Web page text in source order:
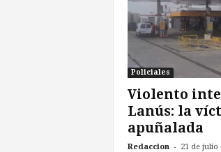
Policiales
Violento
Lanús: la
apuñalada
Redaccion - 21 de julio